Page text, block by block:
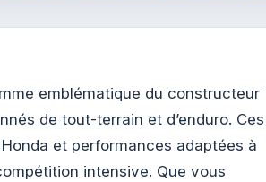
emblématique du constructeur
de tout-terrain et d’enduro. Ces
et performances adaptées à
intensive. Que vous